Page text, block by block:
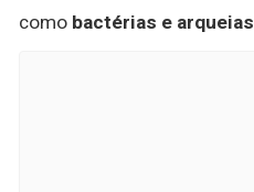
como bactérias e arqueias